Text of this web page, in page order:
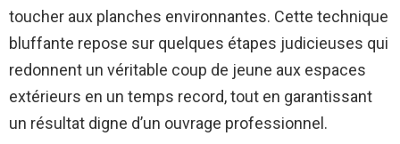
toucher aux planches environnantes. Cette technique
bluffante repose sur quelques étapes judicieuses qui
redonnent un véritable coup de jeune aux espaces
extérieurs en un temps record, tout en garantissant
un résultat digne d’un ouvrage professionnel.